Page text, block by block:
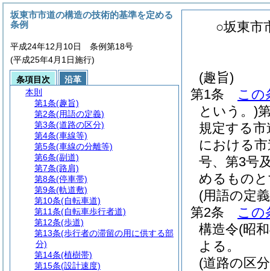
○坂東市
(趣旨)
第1条
この
という。)
規定する
における
号、第3号
めるもの
(用語の定
第2条
この
構造令(昭
よる。
(道路の区
坂東市市道の構造の技術的基準を定める
条例
平成24年12月10日 条例第18号
(平成25年4月1日施行)
条項目次
沿革
本則
第1条(趣旨)
第2条(用語の定義)
第3条(道路の区分)
第4条(車線等)
第5条(車線の分離等)
第6条(副道)
第7条(路肩)
第8条(停車帯)
第9条(軌道敷)
第10条(自転車道)
第11条(自転車歩行者道)
第12条(歩道)
第13条(歩行者の滞留の用に供する部
分)
第14条(植樹帯)
第15条(設計速度)